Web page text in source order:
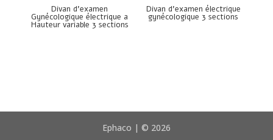
Divan d’examen
Gynécologique électrique a
Hauteur variable 3 sections
Divan d’examen électrique
gynécologique 3 sections
Ephaco | © 2026